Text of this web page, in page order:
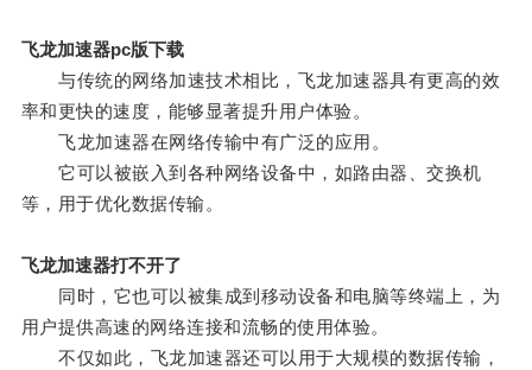
飞龙加速器pc版下载
与传统的网络加速技术相比，飞龙加速器具有更高的效
率和更快的速度，能够显著提升用户体验。
飞龙加速器在网络传输中有广泛的应用。
它可以被嵌入到各种网络设备中，如路由器、交换机
等，用于优化数据传输。
飞龙加速器打不开了
同时，它也可以被集成到移动设备和电脑等终端上，为
用户提供高速的网络连接和流畅的使用体验。
不仅如此，飞龙加速器还可以用于大规模的数据传输，